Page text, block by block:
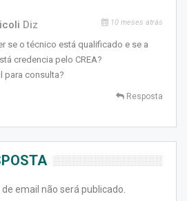
Diz 10 meses atrás
se o técnico está qualificado e se a
credencia pelo CREA?
para consulta?
Resposta
email não será publicado.